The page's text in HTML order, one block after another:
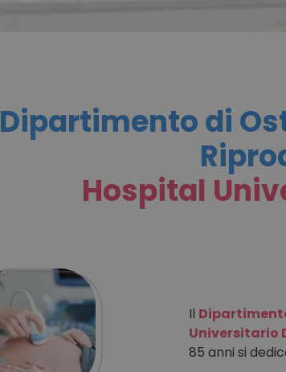
Dipartimento di
Hospital
Il
Universitario
85 anni si